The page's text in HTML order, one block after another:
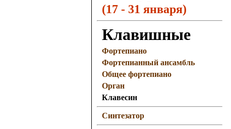
(17 - 31 января)
Клавишные
Фортепиано
Фортепианный ансамбль
Общее фортепиано
Орган
Клавесин
Синтезатор